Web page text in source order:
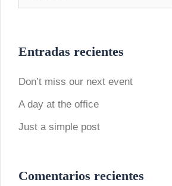
Entradas recientes
Don’t miss our next event
A day at the office
Just a simple post
Comentarios recientes